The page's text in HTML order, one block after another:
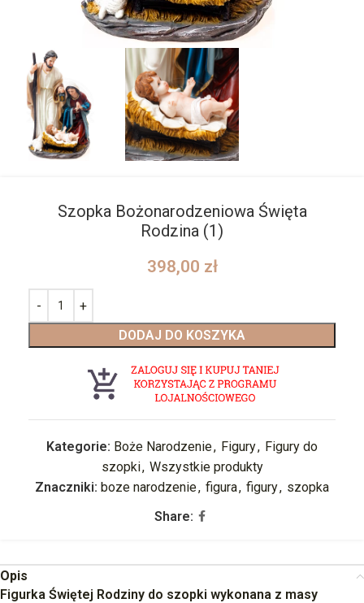
Szopka Bożonarodzeniowa Święta
Rodzina (1)
398,00 zł
DODAJ DO KOSZYKA
Kategorie: Boże Narodzenie, Figury, Figury do
szopki, Wszystkie produkty
Znaczniki: boze narodzenie, figura, figury, szopka
Share:
Opis
Figurka Świętej Rodziny do szopki wykonana z masy